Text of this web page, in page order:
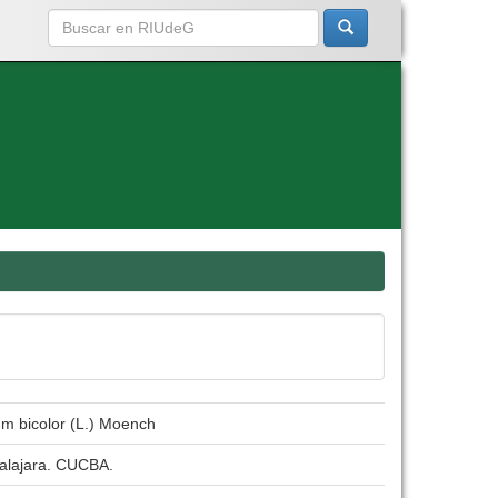
bicolor (L.) Moench
CUCBA.